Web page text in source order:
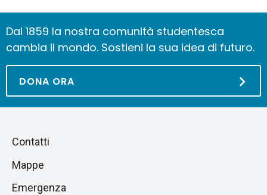
Dal 1859 la nostra comunità studentesca
cambia il mondo. Sostieni la sua idea di futuro.
DONA ORA
Salta
sezione
Piè
di
pagina
Contatti
Mappe
Emergenza